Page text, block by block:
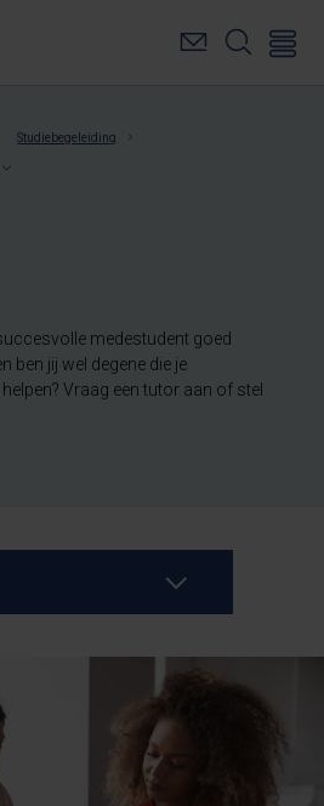
Studiebegeleiding
medestudent goed
ben jij wel degene die je
Vraag een tutor aan of stel